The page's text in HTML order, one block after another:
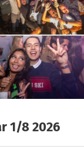
1/8 2026